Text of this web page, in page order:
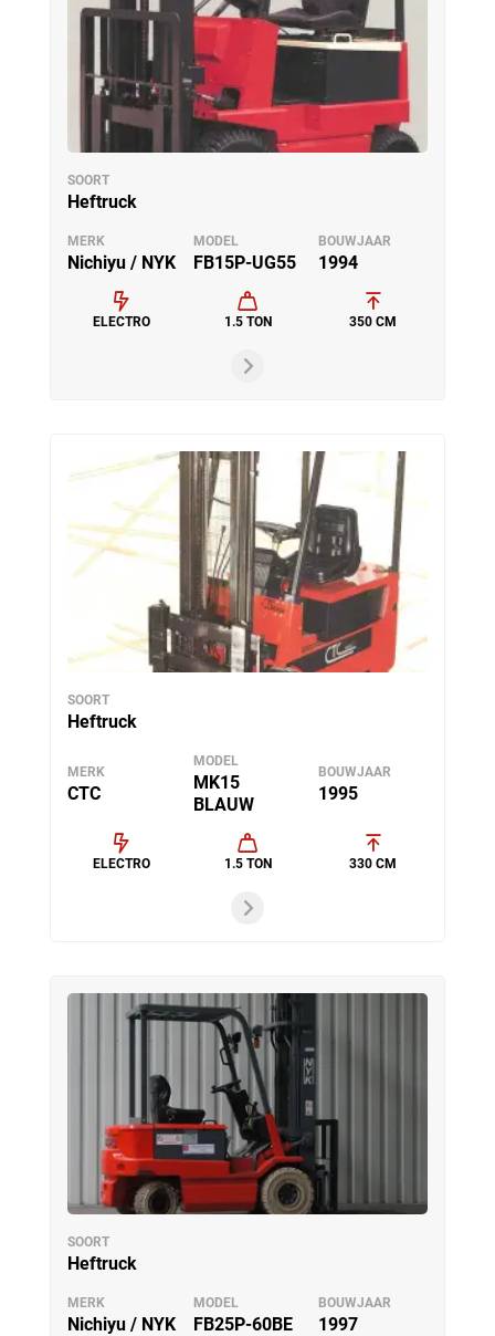
SOORT
Heftruck
MERK
Nichiyu / NYK
MODEL
FB15P-UG55
BOUWJAAR
1994
ELECTRO 1.5 TON 350 CM
SOORT
Heftruck
MERK
CTC
MODEL
MK15
BLAUW
BOUWJAAR
1995
ELECTRO 1.5 TON 330 CM
SOORT
Heftruck
MERK
Nichiyu / NYK
MODEL
FB25P-60BE
BOUWJAAR
1997